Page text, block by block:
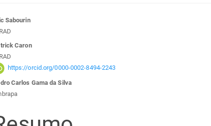
Sabourin
Caron
https://orcid.org/0000-0002-8494-2243
Carlos Gama da Silva